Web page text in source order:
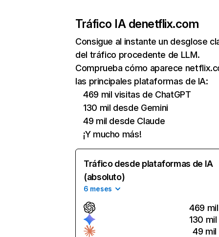
Tráfico IA denetflix.com
Consigue al instante un desglose
del tráfico procedente de LLM.
Comprueba cómo aparece
las principales plataformas de IA:
469 mil visitas de ChatGPT
130 mil desde Gemini
49 mil desde Claude
¡Y mucho más!
Tráfico desde plataformas de IA
(absoluto)
6 meses
469 mil
130 mil
49 mil